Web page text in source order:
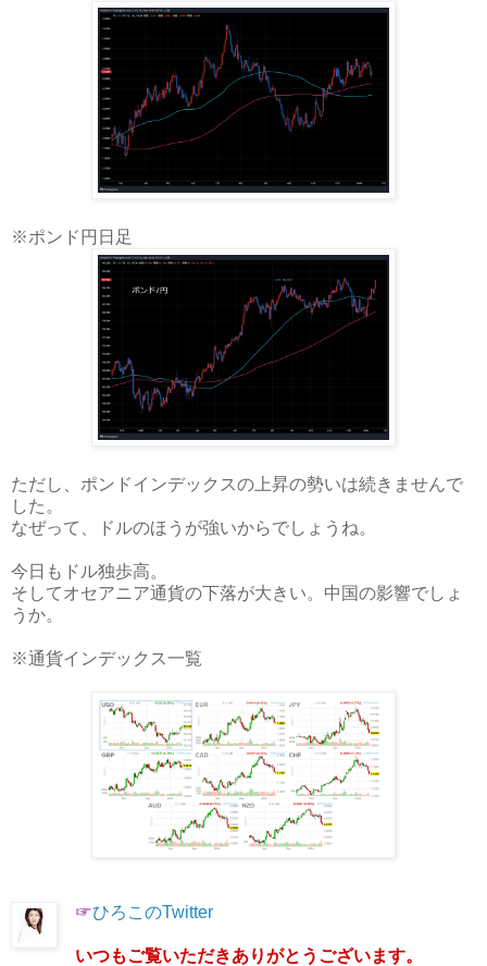
※ポンド円日足
ただし、ポンドインデックスの上昇の勢いは続きませんで
した。
なぜって、ドルのほうが強いからでしょうね。
今日もドル独歩高。
そしてオセアニア通貨の下落が大きい。中国の影響でしょ
うか。
※通貨インデックス一覧
☞ひろこのTwitter
いつもご覧いただきありがとうございます。